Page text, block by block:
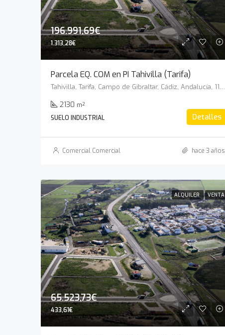
196.991,69€
1.313,28€
Parcela EQ. COM en PI Tahivilla (Tarifa)
Tahivilla, Tarifa, Campo de Gibraltar, Cádiz, Andalucía, 11380, España
2130 m²
SUELO INDUSTRIAL
Detalles
Comercial Comercial hace 3 años
ALQUILER VENTA
65.523,73€
433,61€